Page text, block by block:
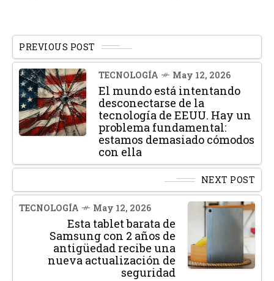
PREVIOUS POST
TECNOLOGÍA May 12, 2026
El mundo está intentando
desconectarse de la
tecnología de EEUU. Hay un
problema fundamental:
estamos demasiado cómodos
con ella
NEXT POST
TECNOLOGÍA May 12, 2026
Esta tablet barata de
Samsung con 2 años de
antigüedad recibe una
nueva actualización de
seguridad